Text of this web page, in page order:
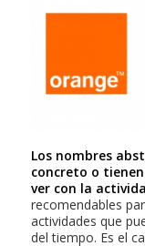
Los nombres
concreto o
ver con la
recomendables
actividades que
del tiempo. Es el